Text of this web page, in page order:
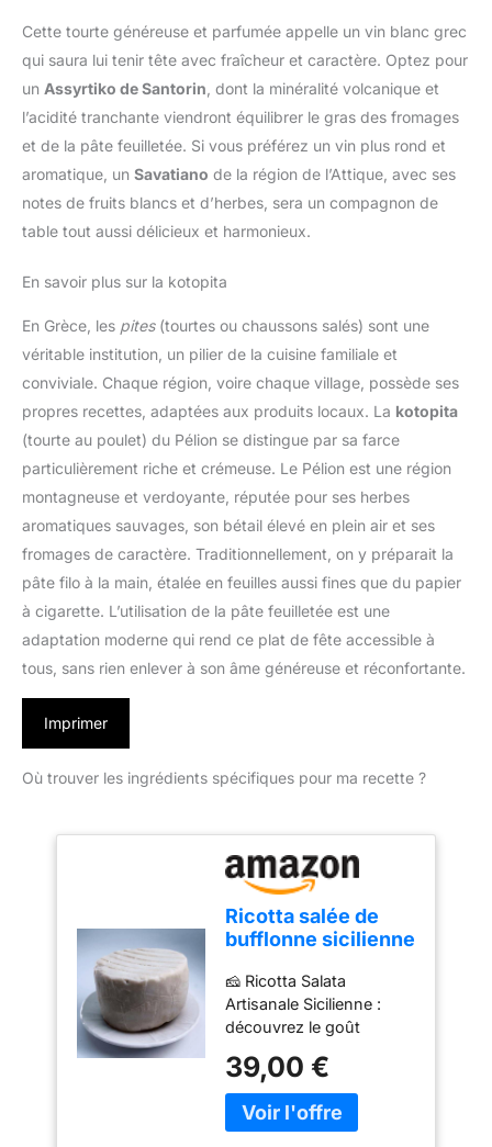
Cette tourte généreuse et parfumée appelle un vin blanc grec
qui saura lui tenir tête avec fraîcheur et caractère. Optez pour
un Assyrtiko de Santorin , dont la minéralité volcanique et
l’acidité tranchante viendront équilibrer le gras des fromages
et de la pâte feuilletée. Si vous préférez un vin plus rond et
aromatique, un Savatiano de la région de l’Attique, avec ses
notes de fruits blancs et d’herbes, sera un compagnon de
table tout aussi délicieux et harmonieux.
En savoir plus sur la kotopita
En Grèce, les pites(tourtes ou chaussons salés) sont une
véritable institution, un pilier de la cuisine familiale et
conviviale. Chaque région, voire chaque village, possède ses
propres recettes, adaptées aux produits locaux. La kotopita
(tourte au poulet) du Pélion se distingue par sa farce
particulièrement riche et crémeuse. Le Pélion est une région
montagneuse et verdoyante, réputée pour ses herbes
aromatiques sauvages, son bétail élevé en plein air et ses
fromages de caractère. Traditionnellement, on y préparait la
pâte filo à la main, étalée en feuilles aussi fines que du papier
à cigarette. L’utilisation de la pâte feuilletée est une
adaptation moderne qui rend ce plat de fête accessible à
tous, sans rien enlever à son âme généreuse et réconfortante.
Imprimer
Où trouver les ingrédients spécifiques pour ma recette ?
Ricotta salée de
bufflonne sicilienne
artisanal affiné |
Fromagerie
sicilienne Trésors
de Sicile
🧀 Ricotta Salata
Artisanale Sicilienne :
découvrez le goût
avec notre ricotta salata
artisanale, un produit
unique qui allie tradition,
39,00 €